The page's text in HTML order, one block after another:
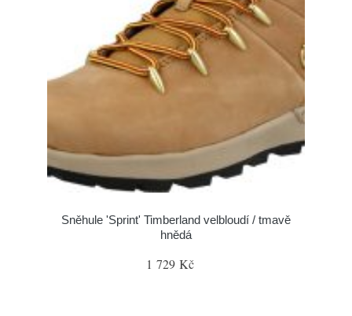
Sněhule 'Sprint' Timberland velbloudí / tmavě
hnědá
1 729 Kč